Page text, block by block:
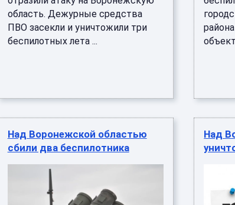
область. Дежурные средства
ПВО засекли и уничтожили три
беспилотных лета ...
Над Воронежской областью
сбили два беспилотника
Над